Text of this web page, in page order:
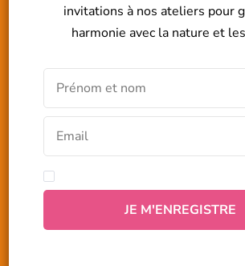
invitations à nos ateliers pour
harmonie avec la nature et